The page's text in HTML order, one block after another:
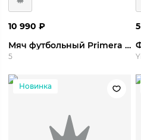
10 990 ₽
Мяч футбольный Primera Vektor Elite
5
Новинка